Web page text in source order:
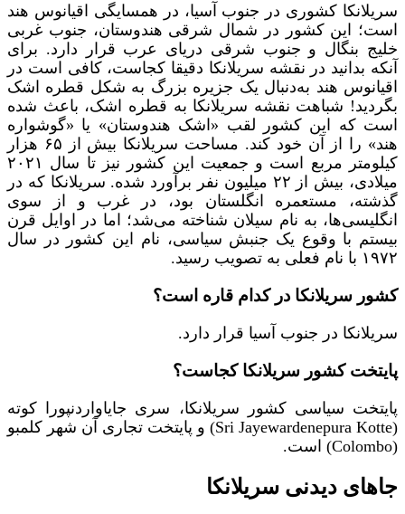
سریلانکا کشوری در جنوب آسیا، در همسایگی اقیانوس هند
است؛ این کشور در شمال شرقی هندوستان، جنوب غربی
خلیج بنگال و جنوب شرقی دریای عرب قرار دارد. برای
آنکه بدانید در نقشه سریلانکا دقیقا کجاست، کافی است در
اقیانوس هند به‌دنبال یک جزیره بزرگ به شکل قطره اشک
بگردید! شباهت نقشه سریلانکا به قطره اشک، باعث شده
است که این کشور لقب «اشک هندوستان» یا «گوشواره
هند» را از آن خود کند. مساحت سریلانکا بیش از ۶۵ هزار
کیلومتر مربع است و جمعیت این کشور نیز تا سال ۲۰۲۱
میلادی، بیش از ۲۲ میلیون نفر برآورد شده. سریلانکا که در
گذشته، مستعمره انگلستان بود، در غرب و از سوی
انگلیسی‌ها، به نام سیلان شناخته می‌شد؛ اما در اوایل قرن
بیستم با وقوع یک جنبش سیاسی، نام این کشور در سال
۱۹۷۲ با نام فعلی به تصویب رسید.
کشور سریلانکا در کدام قاره است؟
سریلانکا در جنوب آسیا قرار دارد.
پایتخت کشور سریلانکا کجاست؟
پایتخت سیاسی کشور سریلانکا، سری جایاواردنپورا کوته
(Sri Jayewardenepura Kotte) و پایتخت تجاری آن شهر کلمبو
(Colombo) است.
جاهای دیدنی سریلانکا